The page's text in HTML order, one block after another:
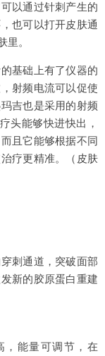
以通过针刺产生的
也可以打开皮肤通
里。
基础上有了仪器的
射频电流可以促使
吉也是采用的射频
头能够快进快出，
且它能够根据不同
疗更精准。（皮肤
刺通道，突破面部
新的胶原蛋白重建
，能量可调节，在